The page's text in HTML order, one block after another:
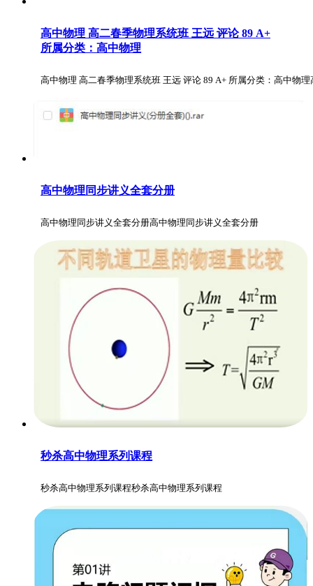
高中物理 高二春季物理系统班 王远 评论 89 A+
所属分类：高中物理
高中物理 高二春季物理系统班 王远 评论 89 A+ 所属分类：高中物
高中物理同步讲义全套分册
高中物理同步讲义全套分册高中物理同步讲义全套分册
秒杀高中物理系列课程
秒杀高中物理系列课程秒杀高中物理系列课程